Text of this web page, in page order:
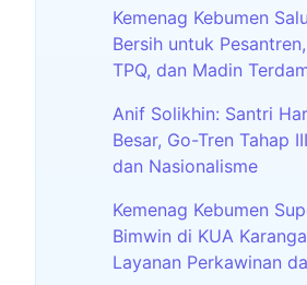
Kemenag Kebumen
Bersih untuk
TPQ, dan Madin
Anif Solikhin: Santri
Besar, Go-Tren Tahap
dan Nasionalisme
Kemenag Kebumen
Bimwin di KUA
Layanan Perkawinan